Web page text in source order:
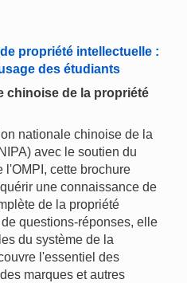
propriété intellectuelle :
des étudiants
chinoise de la propriété
nationale chinoise de la
avec le soutien du
cette brochure
une connaissance de
de la propriété
questions-réponses, elle
du système de la
l'essentiel des
marques et autres